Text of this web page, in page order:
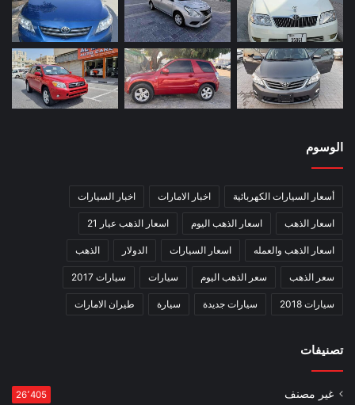
الوسوم
أسعار السيارات الكهربائية اخبار الامارات اخبار السيارات
اسعار الذهب اسعار الذهب اليوم اسعار الذهب عيار 21
اسعار الذهب والعمله اسعار السيارات الدولار الذهب
سعر الذهب سعر الذهب اليوم سيارات سيارات 2017
سيارات 2018 سيارات جديدة سيارة طيران الامارات
تصنيفات
غير مصنف 26٬405